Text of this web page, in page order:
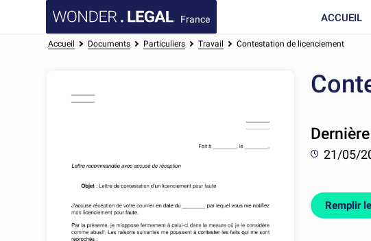
France ACCUEIL
Accueil Documents Particuliers Travail Contestation de licenciement
21/05/
Remplir